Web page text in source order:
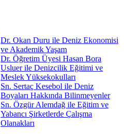
Dr. Okan Duru ile Deniz Ekonomisi
ve Akademik Yaşam
Dr. Öğretim Üyesi Hasan Bora
Usluer ile Denizcilik Eğitimi ve
Meslek Yüksekokulları
Sn. Sertaç Kesebol ile Deniz
Boyaları Hakkında Bilinmeyenler
Sn. Özgür Alemdağ ile Eğitim ve
Yabancı Şirketlerde Çalışma
Olanakları